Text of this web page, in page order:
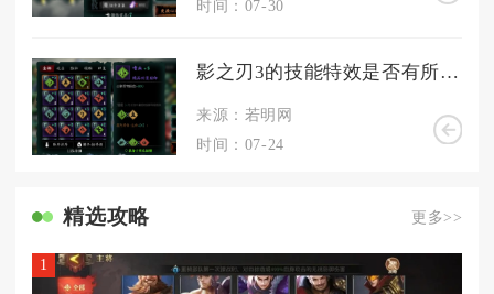
时间：07-30
影之刃3的技能特效是否有所更动
来源：若明网
时间：07-24
精选攻略 更多>>
1